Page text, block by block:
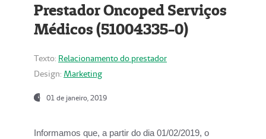
Prestador Oncoped Serviços
Médicos (51004335-0)
Texto: Relacionamento do prestador
Design: Marketing
01 de janeiro, 2019
Informamos que, a partir do dia 01/02/2019, o